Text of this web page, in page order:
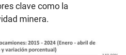
clave como la
minera.